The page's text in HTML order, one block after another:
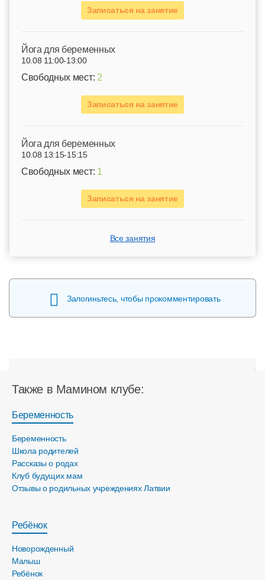
Записаться на занятие
Йога для беременных
10.08 11:00-13:00
Свободных мест: 2
Записаться на занятие
Йога для беременных
10.08 13:15-15:15
Свободных мест: 1
Записаться на занятие
Все занятия
Залогиньтесь, чтобы прокомментировать
Также в Мамином клубе:
Беременность
Беременность
Школа родителей
Рассказы о родах
Клуб будущих мам
Отзывы о родильных учреждениях Латвии
Ребёнок
Новорожденный
Малыш
Ребёнок